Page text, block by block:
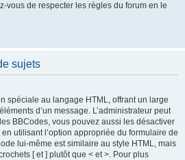
vous de respecter les règles du forum en le
sujets
spéciale au langage HTML, offrant un large
d’un message. L’administrateur peut
BBCodes, vous pouvez aussi les désactiver
utilisant l’option appropriée du formulaire de
lui-même est similaire au style HTML, mais
[ et ] plutôt que < et >. Pour plus